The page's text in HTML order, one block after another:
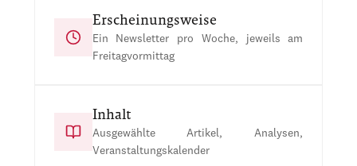
Erscheinungsweise
Ein Newsletter pro Woche, jeweils am
Freitagvormittag
Inhalt
Ausgewählte Artikel, Analysen,
Veranstaltungskalender